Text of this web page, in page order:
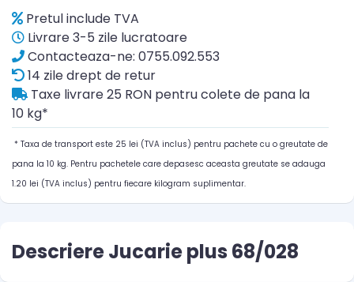
Pretul include TVA
Livrare 3-5 zile lucratoare
Contacteaza-ne: 0755.092.553
14 zile drept de retur
Taxe livrare 25 RON pentru colete de pana la
10 kg*
* Taxa de transport este 25 lei (TVA inclus) pentru pachete cu o greutate de
pana la 10 kg. Pentru pachetele care depasesc aceasta greutate se adauga
1.20 lei (TVA inclus) pentru fiecare kilogram suplimentar.
Descriere Jucarie plus 68/028